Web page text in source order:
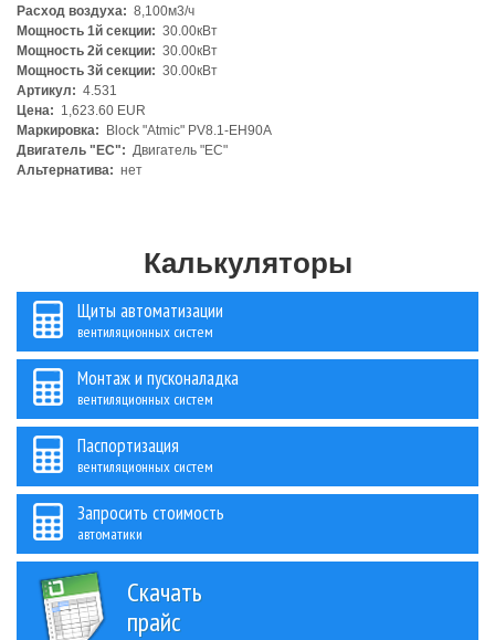
Расход воздуха: 8,100м3/ч
Мощность 1й секции: 30.00кВт
Мощность 2й секции: 30.00кВт
Мощность 3й секции: 30.00кВт
Артикул: 4.531
Цена: 1,623.60 EUR
Маркировка:
Block "Atmic" PV8.1-EH90A
Двигатель "ЕС": Двигатель "ЕС"
Альтернатива: нет
Калькуляторы
Щиты автоматизации
вентиляционных систем
Монтаж и пусконаладка
вентиляционных систем
Паспортизация
вентиляционных систем
Запросить стоимость
автоматики
Скачать
прайс